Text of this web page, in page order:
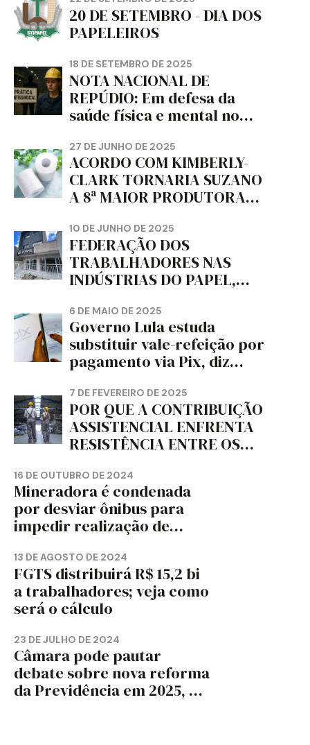
20 DE SETEMBRO - DIA DOS
PAPELEIROS
18 DE SETEMBRO DE 2025
NOTA NACIONAL DE
REPÚDIO: Em defesa da
saúde física e mental no
da dignidade sindical.
27 DE JUNHO DE 2025
ACORDO COM KIMBERLY-
CLARK TORNARIA SUZANO
A 8ª MAIOR PRODUTORA
MUNDO, DIZ FITCH
10 DE JUNHO DE 2025
FEDERAÇÃO DOS
TRABALHADORES NAS
INDÚSTRIAS DO PAPEL,
CORTIÇA E ARTEFATOS DE
PAPEL DO ESTADO DO
PARANÁ – FETRAPEL-PR
6 DE MAIO DE 2025
Governo Lula estuda
substituir vale-refeição por
pagamento via Pix, diz
7 DE FEVEREIRO DE 2025
POR QUE A CONTRIBUIÇÃO
ASSISTENCIAL ENFRENTA
RESISTÊNCIA ENTRE OS
16 DE OUTUBRO DE 2024
Mineradora é condenada
por desviar ônibus para
impedir realização de
13 DE AGOSTO DE 2024
FGTS distribuirá R$ 15,2 bi
a trabalhadores; veja como
será o cálculo
23 DE JULHO DE 2024
Câmara pode pautar
debate sobre nova reforma
da Previdência em 2025, diz